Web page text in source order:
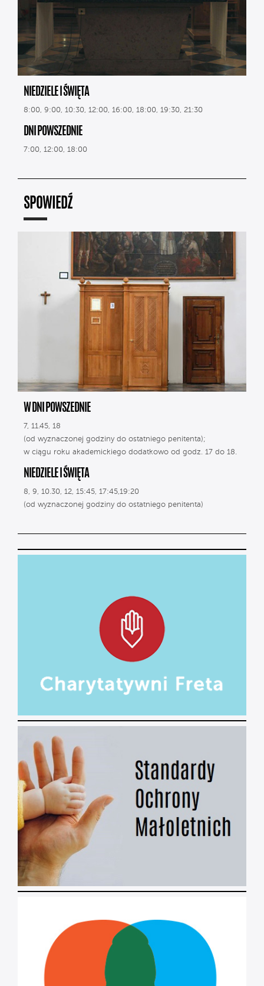
NIEDZIELE I ŚWIĘTA
8:00, 9:00, 10:30, 12:00, 16:00, 18:00, 19:30, 21:30
DNI POWSZEDNIE
7:00, 12:00, 18:00
SPOWIEDŹ
W DNI POWSZEDNIE
7, 11.45, 18
(od wyznaczonej godziny do ostatniego penitenta);
w ciągu roku akademickiego dodatkowo od godz. 17 do 18.
NIEDZIELE I ŚWIĘTA
8, 9, 10.30, 12, 15:45, 17:45,19:20
(od wyznaczonej godziny do ostatniego penitenta)